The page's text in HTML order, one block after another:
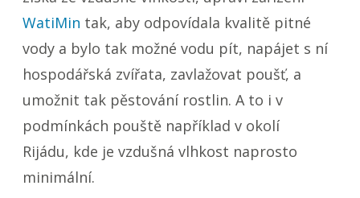
WatiMin tak, aby odpovídala kvalitě pitné
vody a bylo tak možné vodu pít, napájet s ní
hospodářská zvířata, zavlažovat poušť, a
umožnit tak pěstování rostlin. A to i v
podmínkách pouště například v okolí
Rijádu, kde je vzdušná vlhkost naprosto
minimální.